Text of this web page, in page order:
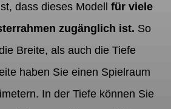
dass dieses Modell für viele
zugänglich ist. So
Breite, als auch die Tiefe
haben Sie einen Spielraum
In der Tiefe können Sie